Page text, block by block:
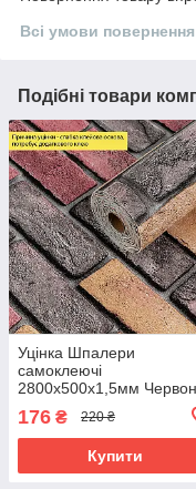
Всі умови повернення
Подібні товари
Уцінка Шпалери
самоклеючі
2800х500х1,5мм
катеринославська цегла
(D) SW-00003389
176 ₴ 220 ₴
Купити